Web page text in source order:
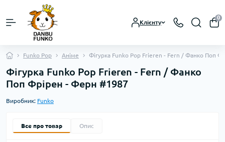
Клієнту
0
Funko Pop Аніме Фігурка Funko Pop Frieren - Fern / Фанко Поп
Фігурка Funko Pop Frieren - Fern / Фанко
Поп Фрірен - Ферн #1987
Виробник: Funko
Все про товар Опис